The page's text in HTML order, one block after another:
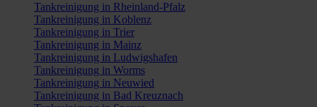
Tankreinigung in Rheinland-Pfalz
Tankreinigung in Koblenz
Tankreinigung in Trier
Tankreinigung in Mainz
Tankreinigung in Ludwigshafen
Tankreinigung in Worms
Tankreinigung in Neuwied
Tankreinigung in Bad Kreuznach